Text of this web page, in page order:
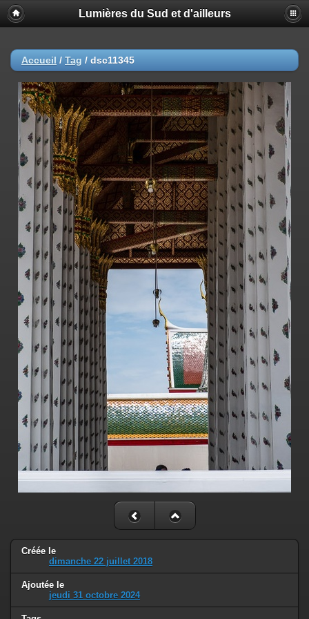
Lumières du Sud et d'ailleurs
Accueil / Tag / dsc11345
Créée le
dimanche 22 juillet 2018
Ajoutée le
jeudi 31 octobre 2024